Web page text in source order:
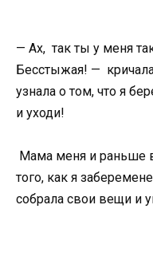
— Ах, так ты у меня
Бесстыжая! —
узнала о том, что я
и уходи!
Мама меня и раньше
того, как я
собрала свои вещи и